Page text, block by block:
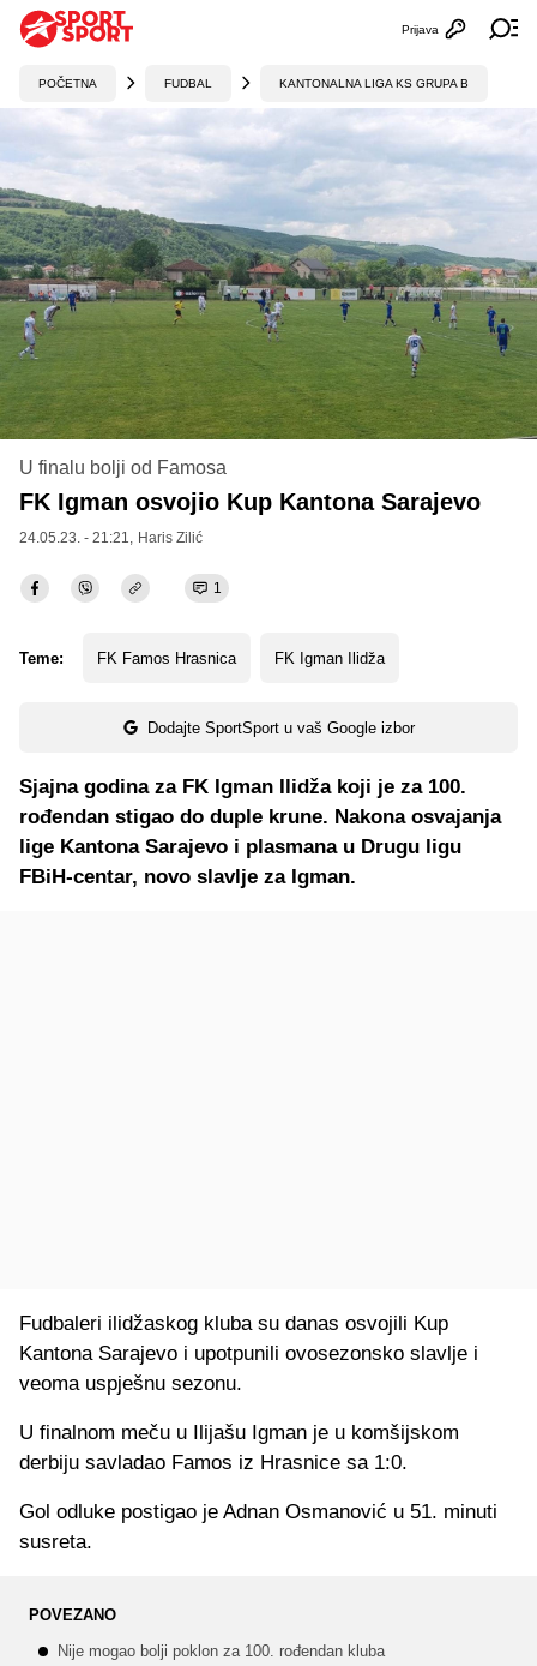
Otvori
Prijava
POČETNA FUDBAL KANTONALNA LIGA KS GRUPA B
U finalu bolji od Famosa
FK Igman osvojio Kup Kantona Sarajevo
24.05.23. - 21:21, Haris Zilić
1
Teme: FK Famos Hrasnica FK Igman Ilidža
Dodajte SportSport u vaš Google izbor
Sjajna godina za FK Igman Ilidža koji je za 100.
rođendan stigao do duple krune. Nakona osvajanja
lige Kantona Sarajevo i plasmana u Drugu ligu
FBiH-centar, novo slavlje za Igman.
Fudbaleri ilidžaskog kluba su danas osvojili Kup
Kantona Sarajevo i upotpunili ovosezonsko slavlje i
veoma uspješnu sezonu.
U finalnom meču u Ilijašu Igman je u komšijskom
derbiju savladao Famos iz Hrasnice sa 1:0.
Gol odluke postigao je Adnan Osmanović u 51. minuti
susreta.
POVEZANO
Nije mogao bolji poklon za 100. rođendan kluba